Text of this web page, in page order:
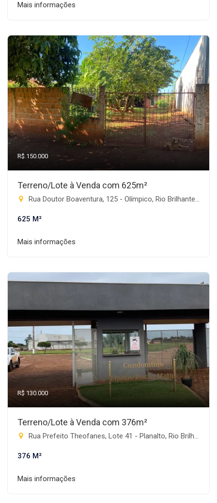
Mais informações
R$ 150.000
Terreno/Lote à Venda com 625m²
Rua Doutor Boaventura, 125 - Olímpico, Rio Brilhante-MS
625 M²
Mais informações
R$ 130.000
Terreno/Lote à Venda com 376m²
Rua Prefeito Theofanes, Lote 41 - Planalto, Rio Brilhante-MS
376 M²
Mais informações